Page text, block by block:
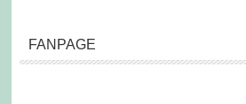
FANPAGE